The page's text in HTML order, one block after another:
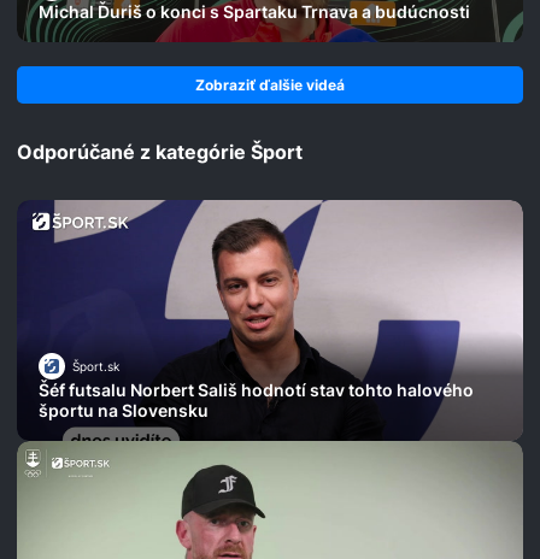
Michal Ďuriš o konci s Spartaku Trnava a budúcnosti
Zobraziť ďalšie videá
Odporúčané z kategórie Šport
Šport.sk
Šéf futsalu Norbert Sališ hodnotí stav tohto halového
športu na Slovensku